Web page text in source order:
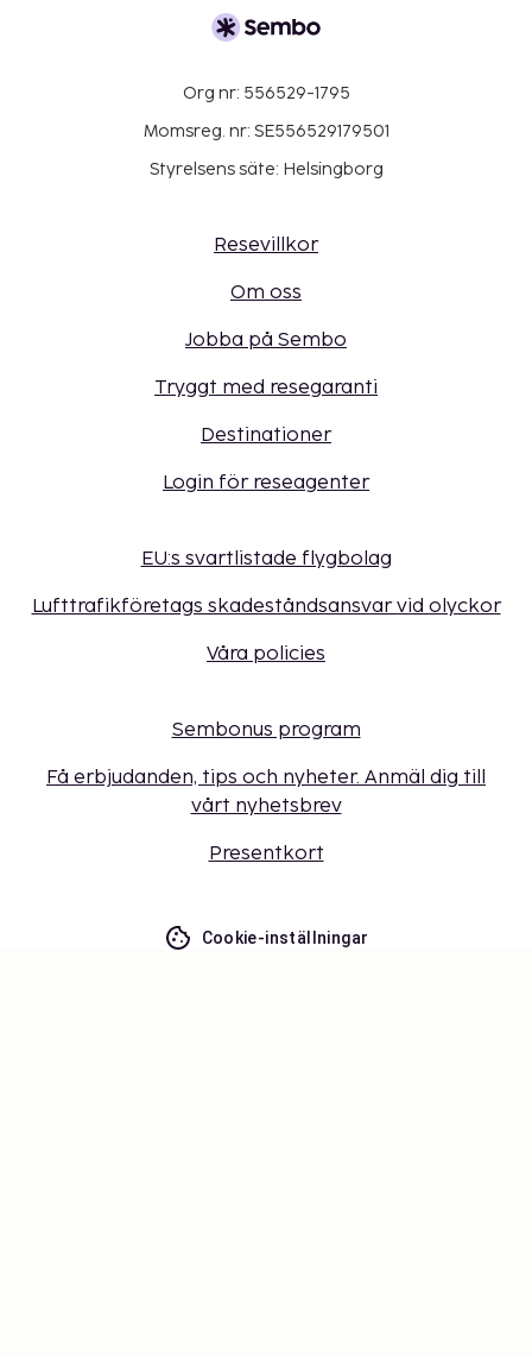
Org nr: 556529-1795
Momsreg. nr: SE556529179501
Styrelsens säte: Helsingborg
Resevillkor
Om oss
Jobba på Sembo
Tryggt med resegaranti
Destinationer
Login för reseagenter
EU:s svartlistade flygbolag
Lufttrafikföretags skadeståndsansvar vid olyckor
Våra policies
Sembonus program
Få erbjudanden, tips och nyheter. Anmäl dig till
vårt nyhetsbrev
Presentkort
Cookie-inställningar